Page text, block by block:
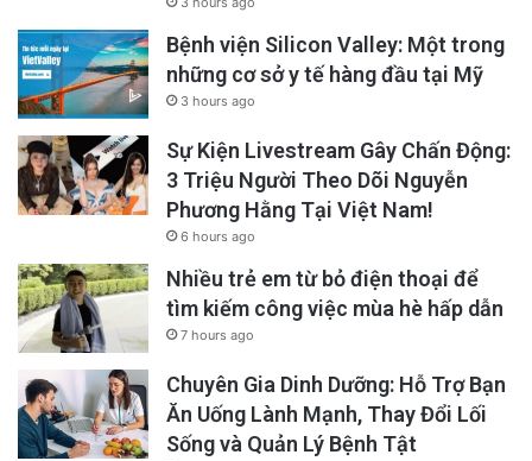
Bệnh viện Silicon Valley: Một trong
những cơ sở y tế hàng đầu tại Mỹ
3 hours ago
Sự Kiện Livestream Gây Chấn Động:
3 Triệu Người Theo Dõi Nguyễn
Phương Hằng Tại Việt Nam!
6 hours ago
Nhiều trẻ em từ bỏ điện thoại để
tìm kiếm công việc mùa hè hấp dẫn
7 hours ago
Chuyên Gia Dinh Dưỡng: Hỗ Trợ Bạn
Ăn Uống Lành Mạnh, Thay Đổi Lối
Sống và Quản Lý Bệnh Tật